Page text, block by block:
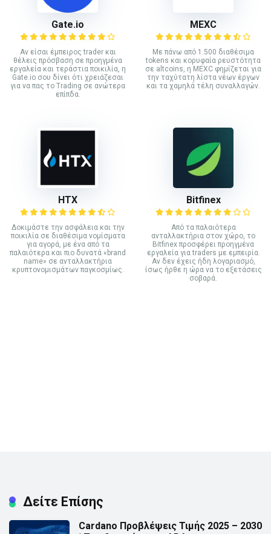
Gate.io
Αν είσαι έμπειρος trader και
θέλεις πρόσβαση σε προηγμένα
εργαλεία και τεράστια ποικιλία, η
Gate.io σου δίνει ότι χρειάζεσαι
για να πας το Trading σε ανώτερα
επίπδα.
MEXC
Με πάνω από 1.500 διαθέσιμα
tokens και κορυφαία ρευστότητα
σε altcoins, η MEXC φημίζεται για
την ταχύτατη λίστα νέων έργων
και τα χαμηλά τέλη συναλλαγών.
HTX
Δοκιμάστε την ασφάλεια και την
ποικιλία σε διαθέσιμα νομίσματα
για αγορά, με ένα από τα
παλαιότερα και πιο δυνατά «brand
name» σε ανταλλακτήρια
κρυπτονομισμάτων παγκοσμίως.
Bitfinex
Από τα παλαιότερα
ανταλλακτήρια στον χώρο, το
Bitfinex προσφέρει προηγμένα
εργαλεία για traders με εμπειρία.
Αν δεν έχεις ήδη λογαριασμό,
ίσως ήρθε η ώρα να το εξετάσεις
σοβαρά.
Δείτε Επίσης
Cardano Προβλέψεις Τιμής 2025 – 2030